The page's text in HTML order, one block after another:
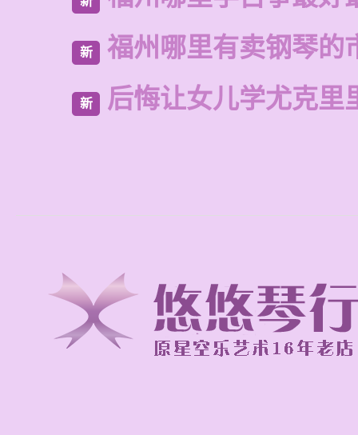
新 福州哪里有卖钢琴的
新 后悔让女儿学尤克里